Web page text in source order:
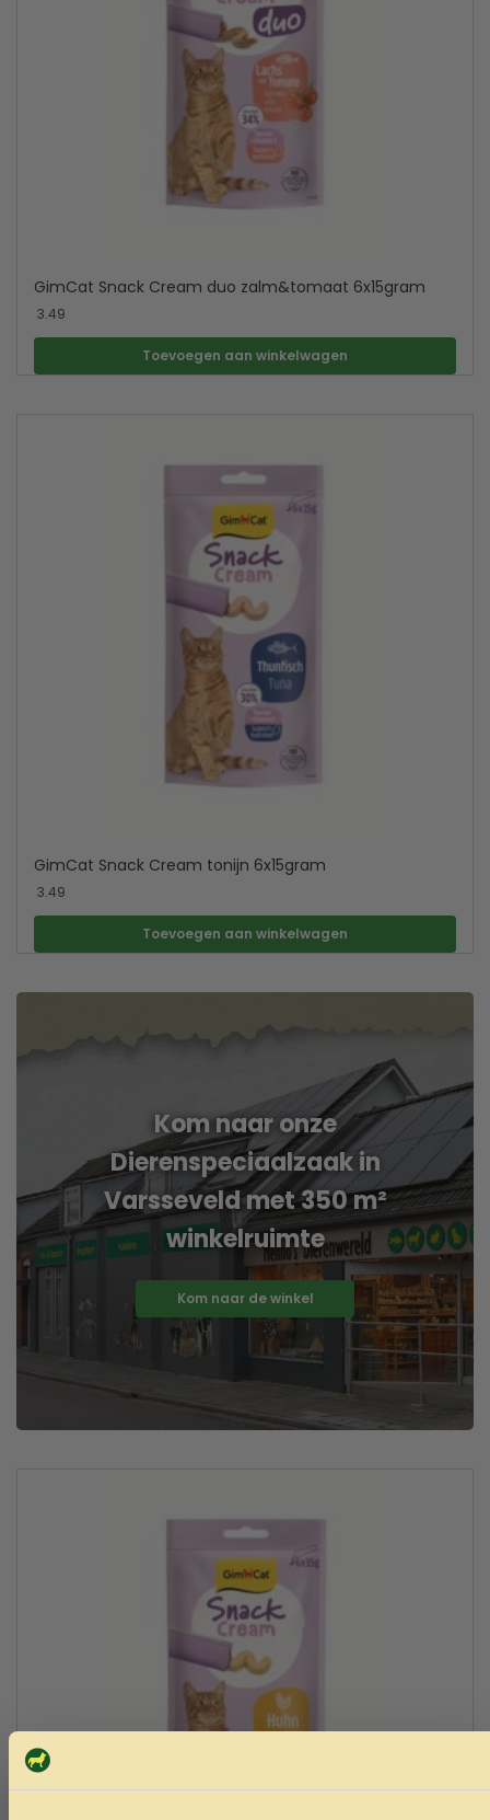
GimCat Snack Cream duo zalm&tomaat 6x15gram
3.49
Toevoegen aan winkelwagen
GimCat Snack Cream tonijn 6x15gram
3.49
Toevoegen aan winkelwagen
Kom naar onze
Dierenspeciaalzaak in
Varsseveld met 350 m²
winkelruimte
Kom naar de winkel